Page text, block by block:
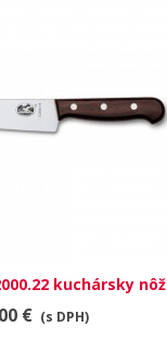
NÁHĽAD
kuchársky nôž
€ (s DPH)